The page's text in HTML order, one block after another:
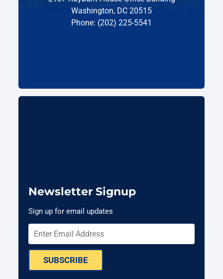
Washington, DC 20515
Phone: (202) 225-5541
Newsletter Signup
Sign up for email updates
SUBSCRIBE